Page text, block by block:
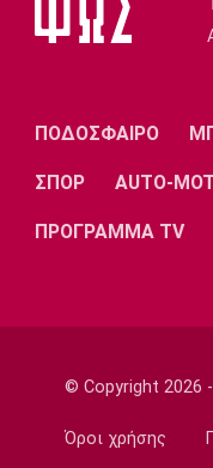
του ο Τάισον
Προτάθηκε στον
Σπορ
Πινγκ Πονγκ:
Τζαρίδου
Euroleague»
Super League 2
ΠΟΔΟΣΦΑΙΡΟ
ΣΠΟΡ AUTO-
ΠΡΟΓΡΑΜΜΑ TV
© Copyright
Όροι χρήσης